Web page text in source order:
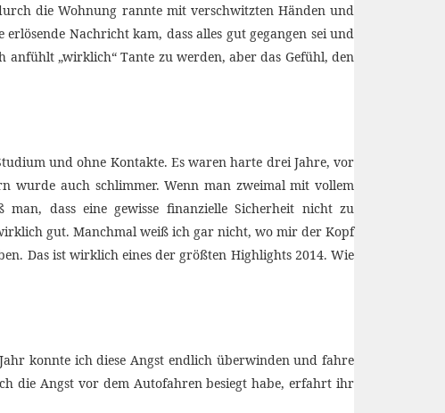
die Wohnung rannte mit verschwitzten Händen und
Nachricht kam, dass alles gut gegangen sei und
„wirklich“ Tante zu werden, aber das Gefühl, den
und ohne Kontakte. Es waren harte drei Jahre, vor
wurde auch schlimmer. Wenn man zweimal mit vollem
dass eine gewisse finanzielle Sicherheit nicht zu
gut. Manchmal weiß ich gar nicht, wo mir der Kopf
Das ist wirklich eines der größten Highlights 2014. Wie
konnte ich diese Angst endlich überwinden und fahre
die Angst vor dem Autofahren besiegt habe, erfahrt ihr